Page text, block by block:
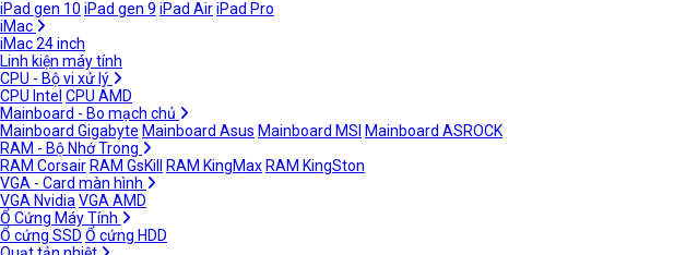
iPad gen 10 iPad gen 9 iPad AiriPad Pro
iMac
iMac 24 inch
Linh kiện máy tính
CPU - Bộ vi xử lý
CPU Intel CPU AMD
Mainboard - Bo mạch chủ
Mainboard Gigabyte Mainboard Asus Mainboard MSI Mainboard ASROCK
RAM - Bộ Nhớ Trong
RAM Corsair RAM GsKill RAM KingMax RAM KingSton
VGA - Card màn hình
VGA Nvidia VGA AMD
Ổ Cứng Máy Tính
Ổ cứng SSD Ổ cứng HDD